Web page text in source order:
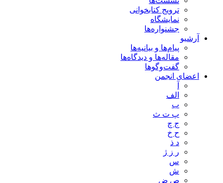
ترویج کتابخوانی
نمایشگاه
جشنواره‌ها
آرشیو
پیام‌ها و بیانیه‌ها
مقاله‌ها و دیدگاه‌ها
گفت‌وگوها
اعضای انجمن
الف
ب
پ ت ث
ج چ
ح خ
د ذ
ر ز ژ
س
ش
ص ض